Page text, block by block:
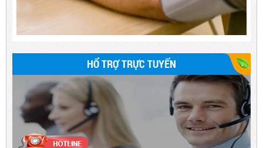
HỔ TRỢ TRỰC TUYẾN